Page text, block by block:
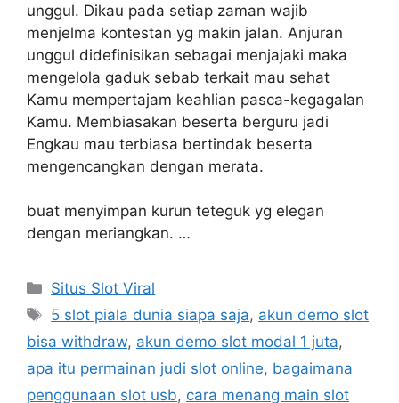
unggul. Dikau pada setiap zaman wajib
menjelma kontestan yg makin jalan. Anjuran
unggul didefinisikan sebagai menjajaki maka
mengelola gaduk sebab terkait mau sehat
Kamu mempertajam keahlian pasca-kegagalan
Kamu. Membiasakan beserta berguru jadi
Engkau mau terbiasa bertindak beserta
mengencangkan dengan merata.
buat menyimpan kurun teteguk yg elegan
dengan meriangkan. …
Categories
Situs Slot Viral
Tags
5 slot piala dunia siapa saja, akun demo slot
bisa withdraw, akun demo slot modal 1 juta,
apa itu permainan judi slot online, bagaimana
penggunaan slot usb, cara menang main slot